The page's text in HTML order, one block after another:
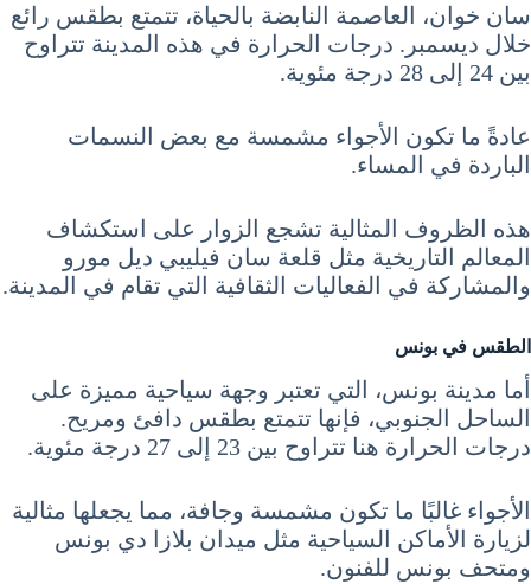
سان خوان، العاصمة النابضة بالحياة، تتمتع بطقس رائع
خلال ديسمبر. درجات الحرارة في هذه المدينة تتراوح
بين 24 إلى 28 درجة مئوية.
عادةً ما تكون الأجواء مشمسة مع بعض النسمات
الباردة في المساء.
هذه الظروف المثالية تشجع الزوار على استكشاف
المعالم التاريخية مثل قلعة سان فيليبي ديل مورو
والمشاركة في الفعاليات الثقافية التي تقام في المدينة.
الطقس في بونس
أما مدينة بونس، التي تعتبر وجهة سياحية مميزة على
الساحل الجنوبي، فإنها تتمتع بطقس دافئ ومريح.
درجات الحرارة هنا تتراوح بين 23 إلى 27 درجة مئوية.
الأجواء غالبًا ما تكون مشمسة وجافة، مما يجعلها مثالية
لزيارة الأماكن السياحية مثل ميدان بلازا دي بونس
ومتحف بونس للفنون.